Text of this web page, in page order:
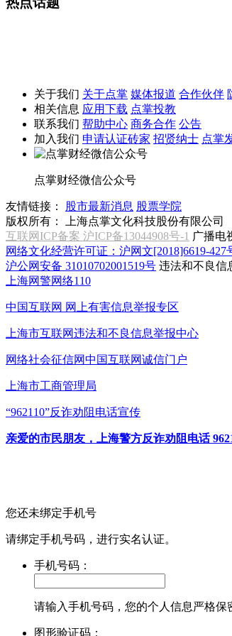
关于我们 关于点掌 媒体报道 合作伙伴
相关信息 应用下载 点掌投教
联系我们 帮助中心 商务合作 公告
加入我们 申请认证砖家 招贤纳士 点掌
点掌财经微信公众号
友情链接： 股市最新消息 股票学院
版权所有：
上海点掌文化科技股份有限公司
互联网ICP备案 沪ICP备13044908号-1 广播电
网络文化经营许可证：沪网文[2018]6619-427
沪公网安备 31010702001519号 违法和不良信
上海网警网络110
中国互联网 网上有害信息举报专区
上海市互联网违法和不良信息举报中心
网络社会征信网中国互联网诚信门户
上海市工商管理局
“962110”反诈劝阻电话宣传
亲爱的市民朋友，上海警方反诈劝阻电话
您还未绑定手机号
请绑定手机号码，进行实名认证。
手机号码：
请输入手机号码，您的个人信息严格保
图形验证码：